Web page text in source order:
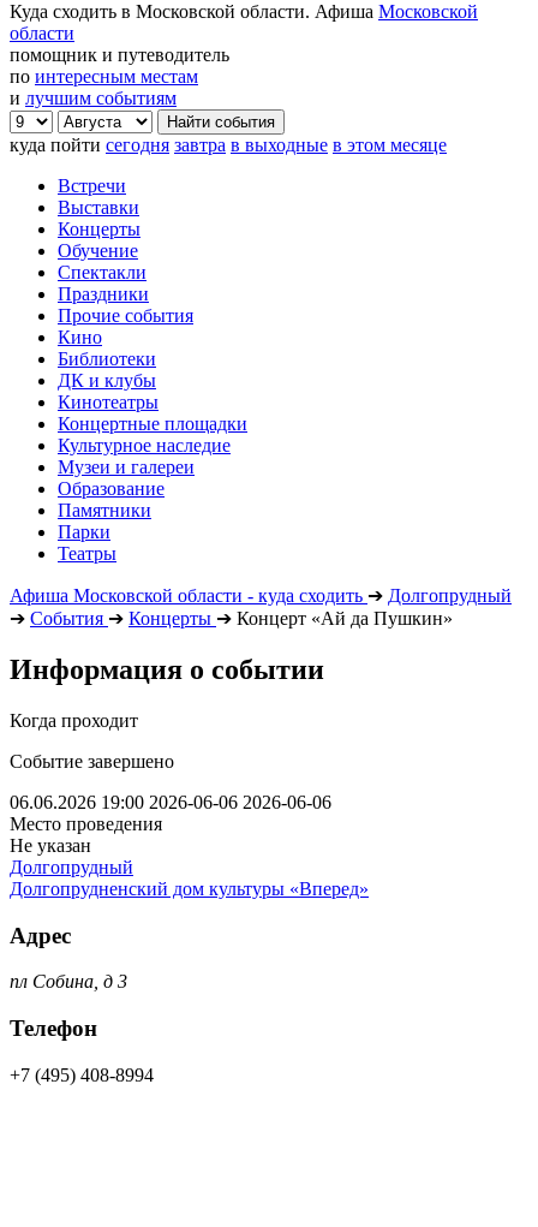
Куда сходить в Московской области. Афиша Московской
области
помощник и путеводитель
по интересным местам
и лучшим событиям
куда пойти сегодня завтра в выходные в этом месяце
Встречи
Выставки
Концерты
Обучение
Спектакли
Праздники
Прочие события
Кино
Библиотеки
ДК и клубы
Кинотеатры
Концертные площадки
Культурное наследие
Музеи и галереи
Образование
Памятники
Парки
Театры
Афиша Московской области - куда сходить ➔ Долгопрудный
➔ События ➔ Концерты ➔ Концерт «Ай да Пушкин»
Информация о событии
Когда проходит
Событие завершено
06.06.2026 19:00 2026-06-06 2026-06-06
Место проведения
Не указан
Долгопрудный
Долгопрудненский дом культуры «Вперед»
Адрес
пл Собина, д 3
Телефон
+7 (495) 408-8994